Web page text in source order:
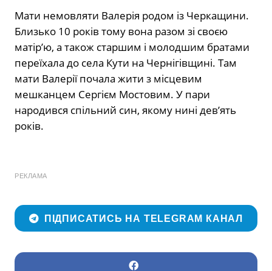
Мати немовляти Валерія родом із Черкащини.
Близько 10 років тому вона разом зі своєю
матір’ю, а також старшим і молодшим братами
переїхала до села Кути на Чернігівщині. Там
мати Валерії почала жити з місцевим
мешканцем Сергієм Мостовим. У пари
народився спільний син, якому нині дев’ять
років.
РЕКЛАМА
ПІДПИСАТИСЬ НА TELEGRAM КАНАЛ